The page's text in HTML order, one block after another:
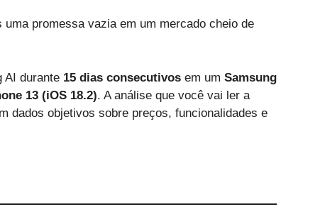
promessa vazia em um mercado cheio de
AI durante 15 dias consecutivos em um Samsung
13 (iOS 18.2). A análise que você vai ler a
dados objetivos sobre preços, funcionalidades e